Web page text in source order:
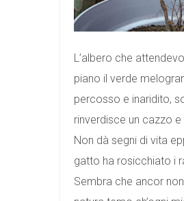
L’albero che
piano il verde
percosso e inaridito,
rinverdisce un cazzo
Non dà segni di vita
gatto ha rosicchiato i
Sembra che ancor